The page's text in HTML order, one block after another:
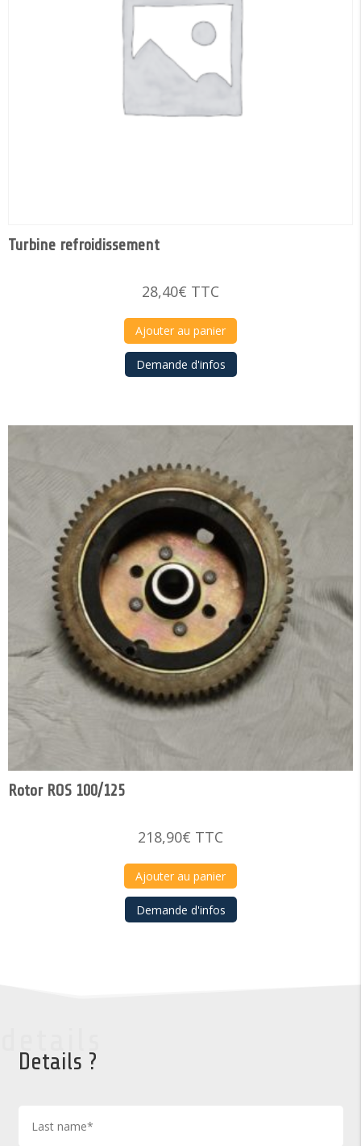
Turbine refroidissement
28,40€ TTC
Ajouter au panier
Demande d'infos
Rotor ROS 100/125
218,90€ TTC
Ajouter au panier
Demande d'infos
Details ?